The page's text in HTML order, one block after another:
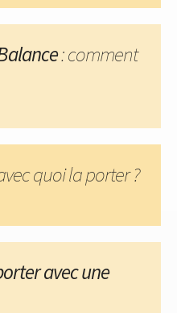
: comment
quoi la porter ?
avec une